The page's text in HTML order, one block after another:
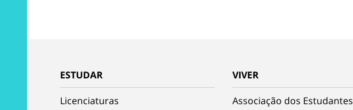
ESTUDAR
Licenciaturas
VIVER
Associação dos Estudantes